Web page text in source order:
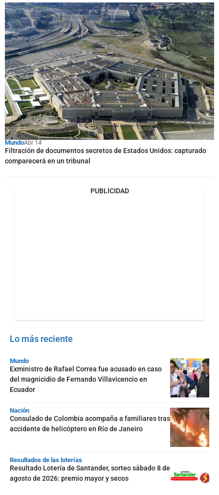
MundoAbr 14
Filtración de documentos secretos de Estados Unidos: capturado
comparecerá en un tribunal
PUBLICIDAD
Lo más reciente
Mundo
Exministro de Rafael Correa fue acusado en caso
del magnicidio de Fernando Villavicencio en
Ecuador
Nación
Consulado de Colombia acompaña a familiares tras
accidente de helicóptero en Río de Janeiro
Resultados de las loterías
Resultado Lotería de Santander, sorteo sábado 8 de
agosto de 2026: premio mayor y secos